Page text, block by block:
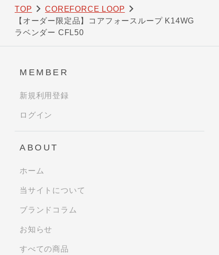
TOP
COREFORCE LOOP
【オーダー限定品】コアフォースループ K14WG
ラベンダー CFL50
MEMBER
新規利用登録
ログイン
ABOUT
ホーム
当サイトについて
ブランドコラム
お知らせ
すべての商品